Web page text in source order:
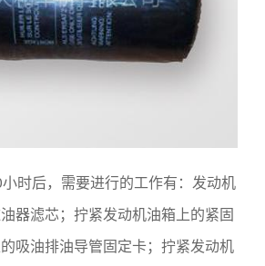
时后，需要进行的工作有：发动机
器滤芯；拧紧发动机油箱上的紧固
吸油排油导管固定卡；拧紧发动机